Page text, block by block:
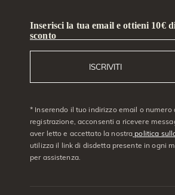
Inserisci la tua email e ottieni 10€
sconto
ISCRIVITI
* Inserendo il tuo indirizzo email o
registrazione, acconsenti a ricevere
aver letto e accettato la nostra politica
utilizza il link di disdetta presente in ogni
per assistenza.